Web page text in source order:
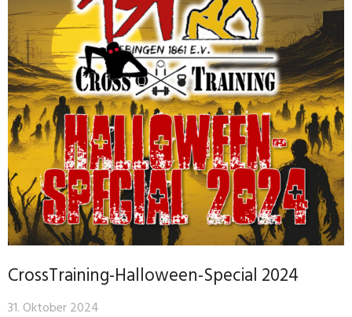
CrossTraining-Halloween-Special 2024
31. Oktober 2024